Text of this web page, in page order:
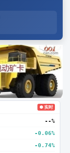
● 实时
--%
-0.06%
-0.74%